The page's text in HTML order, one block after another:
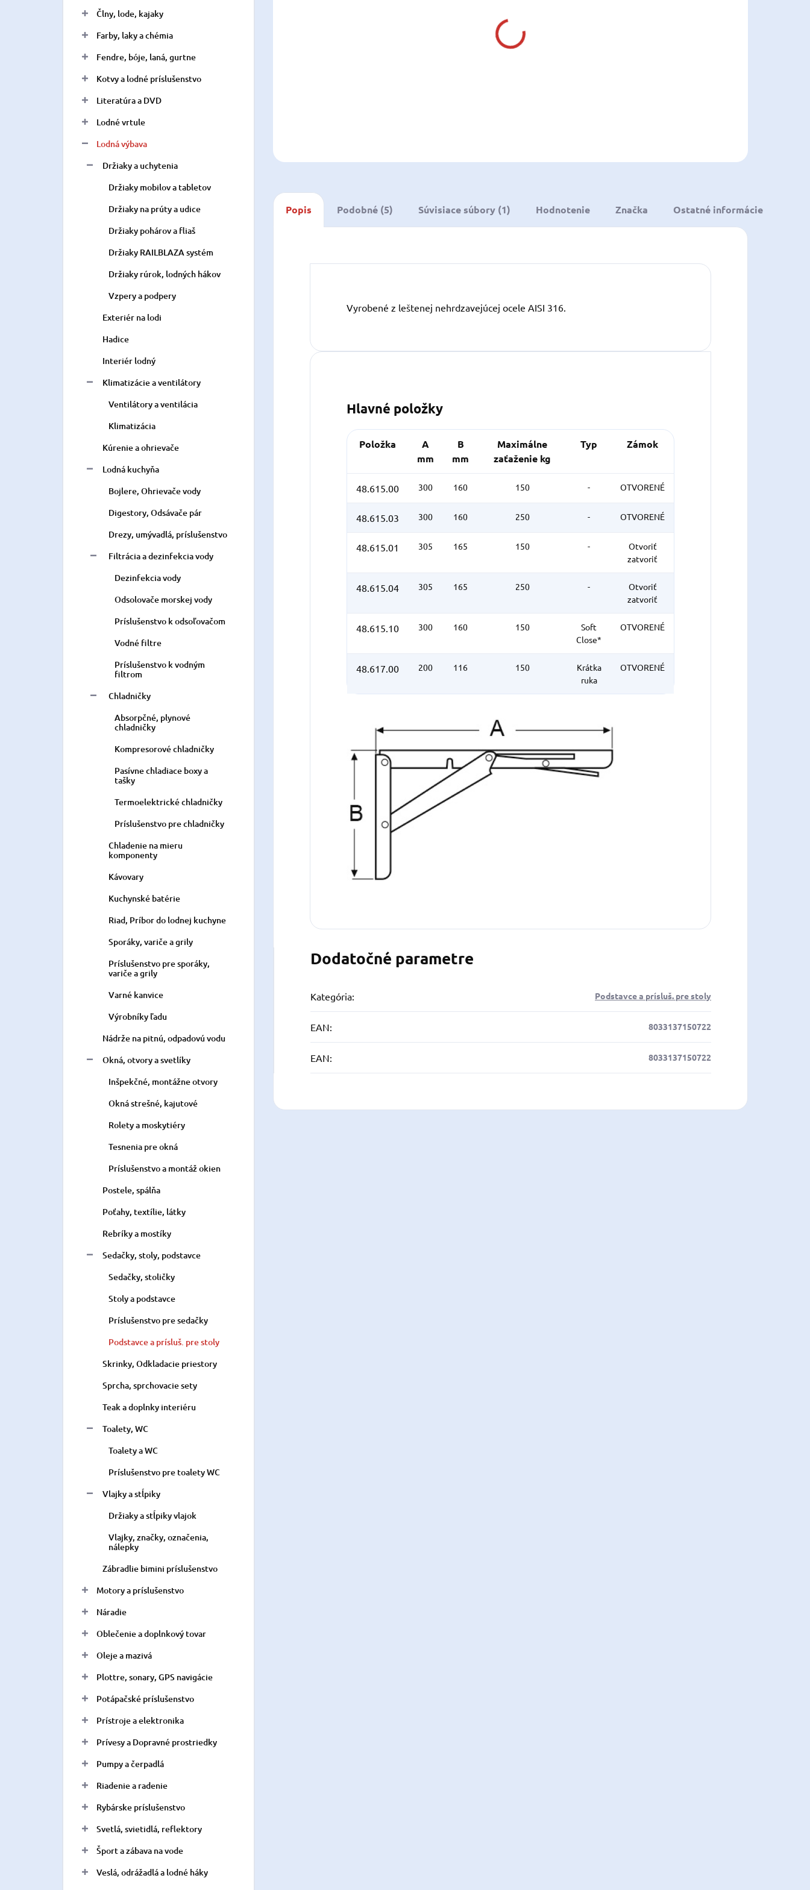
Člny, lode, kajaky
Farby, laky a chémia
Fendre, bóje, laná, gurtne
Kotvy a lodné príslušenstvo
Literatúra a DVD
Lodné vrtule
Lodná výbava
Držiaky a uchytenia
Držiaky mobilov a tabletov
Držiaky na prúty a udice
Držiaky pohárov a fliaš
Držiaky RAILBLAZA systém
Držiaky rúrok, lodných hákov
Vzpery a podpery
Exteriér na lodi
Hadice
Interiér lodný
Klimatizácie a ventilátory
Ventilátory a ventilácia
Klimatizácia
Kúrenie a ohrievače
Lodná kuchyňa
Bojlere, Ohrievače vody
Digestory, Odsávače pár
Drezy, umývadlá, príslušenstvo
Filtrácia a dezinfekcia vody
Dezinfekcia vody
Odsolovače morskej vody
Príslušenstvo k odsoľovačom
Vodné filtre
Príslušenstvo k vodným
filtrom
Chladničky
Absorpčné, plynové
chladničky
Kompresorové chladničky
Pasívne chladiace boxy a
tašky
Termoelektrické chladničky
Príslušenstvo pre chladničky
Chladenie na mieru
komponenty
Kávovary
Kuchynské batérie
Riad, Príbor do lodnej kuchyne
Sporáky, variče a grily
Príslušenstvo pre sporáky,
variče a grily
Varné kanvice
Výrobníky ľadu
Nádrže na pitnú, odpadovú vodu
Okná, otvory a svetlíky
Inšpekčné, montážne otvory
Okná strešné, kajutové
Rolety a moskytiéry
Tesnenia pre okná
Príslušenstvo a montáž okien
Postele, spálňa
Poťahy, textílie, látky
Rebríky a mostíky
Sedačky, stoly, podstavce
Sedačky, stoličky
Stoly a podstavce
Príslušenstvo pre sedačky
Podstavce a prísluš. pre stoly
Skrinky, Odkladacie priestory
Sprcha, sprchovacie sety
Teak a doplnky interiéru
Toalety, WC
Toalety a WC
Príslušenstvo pre toalety WC
Vlajky a stĺpiky
Držiaky a stĺpiky vlajok
Vlajky, značky, označenia,
nálepky
Zábradlie bimini príslušenstvo
Motory a príslušenstvo
Náradie
Oblečenie a doplnkový tovar
Oleje a mazivá
Plottre, sonary, GPS navigácie
Potápačské príslušenstvo
Prístroje a elektronika
Prívesy a Dopravné prostriedky
Pumpy a čerpadlá
Riadenie a radenie
Rybárske príslušenstvo
Svetlá, svietidlá, reflektory
Šport a zábava na vode
Veslá, odrážadlá a lodné háky
MOŽNOSTI
DORUČENIA
Popis Podobné (5) Súvisiace súbory (1) Hodnotenie Značka Ostatné informácie
Vyrobené z leštenej nehrdzavejúcej ocele AISI 316.
Hlavné položky
Položka
A
mm
B
mm
Maximálne
zaťaženie kg
Typ Zámok
48.615.00 300 160 150 - OTVORENÉ
48.615.03 300 160 250 - OTVORENÉ
48.615.01 305 165 150 -
Otvoriť
zatvoriť
48.615.04 305 165 250 -
Otvoriť
zatvoriť
48.615.10 300 160 150
Soft
Close*
OTVORENÉ
48.617.00 200 116 150
Krátka
ruka
OTVORENÉ
Dodatočné parametre
Kategória: Podstavce a prísluš. pre stoly
EAN: 8033137150722
EAN: 8033137150722